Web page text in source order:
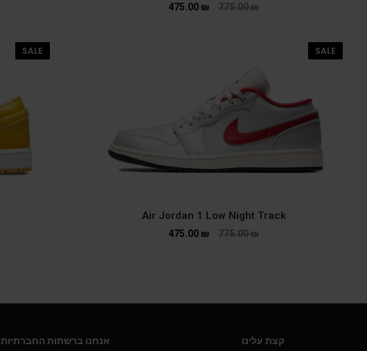
775.00₪
475.00 ₪
SALE
Air Jordan 1 Low Night Track
775.00₪
475.00 ₪
SALE
קצת עלינו אנחנו ברשתות החברתיות